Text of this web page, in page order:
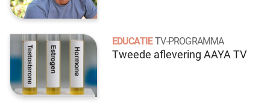
EDUCATIE TV-PROGRAMMA
Tweede aflevering AAYA TV